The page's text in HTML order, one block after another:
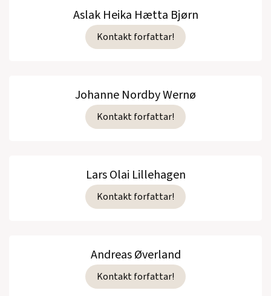
Aslak Heika Hætta Bjørn
Kontakt forfattar!
Johanne Nordby Wernø
Kontakt forfattar!
Lars Olai Lillehagen
Kontakt forfattar!
Andreas Øverland
Kontakt forfattar!